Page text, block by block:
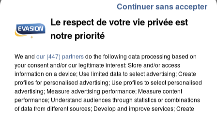
INCENDIES : L’ÎLE-DE-FRANCE LANCE UN ÉLAN
DE SOLIDARITÉ AVEC LES...
Le respect de votre vie privée est
notre priorité
We and our (447) partnersdo the following data processing based on
your consent and/or our legitimate interest: Store and/or access
information on a device; Use limited data to select advertising; Create
profiles for personalised advertising; Use profiles to select personalised
advertising; Measure advertising performance; Measure content
performance; Understand audiences through statistics or combinations
of data from different sources; Develop and improve services; Create
Continuer sans accepter